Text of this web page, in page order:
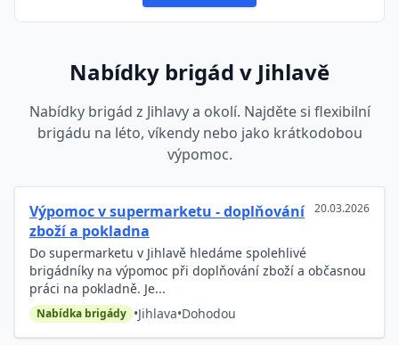
Nabídky brigád v Jihlavě
Nabídky brigád z Jihlavy a okolí. Najděte si flexibilní
brigádu na léto, víkendy nebo jako krátkodobou
výpomoc.
Výpomoc v supermarketu - doplňování
zboží a pokladna
20.03.2026
Do supermarketu v Jihlavě hledáme spolehlivé
brigádníky na výpomoc při doplňování zboží a občasnou
práci na pokladně. Je...
Nabídka brigády •Jihlava•Dohodou